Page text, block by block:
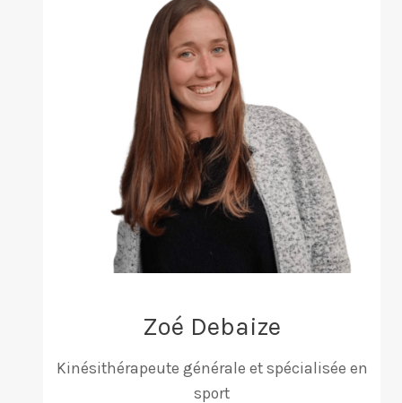
Zoé Debaize
Kinésithérapeute générale et spécialisée en
sport